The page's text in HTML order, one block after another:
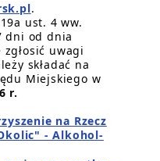
.
ust. 4 ww.
dni od dnia
uwagi
składać na
Miejskiego w
r.
na Rzecz
- Alkohol-